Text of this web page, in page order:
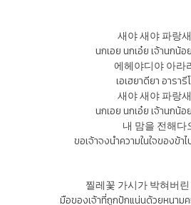
새야 새야 파랑
นกเอย นกเอ๋ย เจ้านกน้อ
에헤야디야 아라
เอเฮยาดียา อารารี
새야 새야 파랑
นกเอย นกเอ๋ย เจ้านกน้อ
내 맘을 전해다
ขอเจ้าจงนำความในใจของข้า
찔레꽃 가시가 박혀버
มือของเจ้าที่ถูกปักแน่นด้วยหนาม